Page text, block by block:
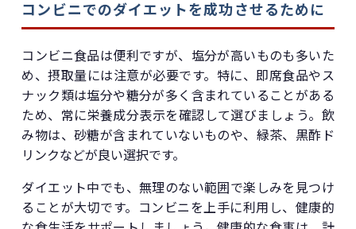
コンビニでのダイエットを成功させるために
コンビニ食品は便利ですが、塩分が高いものも多いた
め、摂取量には注意が必要です。特に、即席食品やス
ナック類は塩分や糖分が多く含まれていることがある
ため、常に栄養成分表示を確認して選びましょう。飲
み物は、砂糖が含まれていないものや、緑茶、黒酢ド
リンクなどが良い選択です。
ダイエット中でも、無理のない範囲で楽しみを見つけ
ることが大切です。コンビニを上手に利用し、健康的